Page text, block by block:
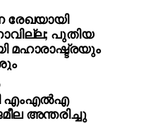
സേബി
ബന്ധിപ്പിക്കല്‍,
കൂടുതല്‍ സുരക്ഷാ
പുതിയ
മഹാരാഷ്ട്രയും
എംഎല്‍എ
അന്തരിച്ചു